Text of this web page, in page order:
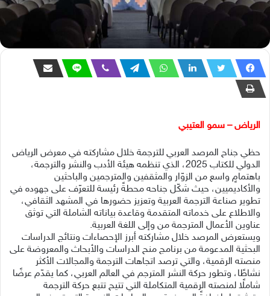
الرياض – سمو العتيبي
حظي جناح المرصد العربي للترجمة خلال مشاركته في معرض الرياض
الدولي للكتاب 2025، الذي تنظمه هيئة الأدب والنشر والترجمة،
باهتمامٍ واسع من الزوّار والمثقفين والمترجمين والباحثين
والأكاديميين، حيث شكّل جناحه محطةً رئيسة للتعرّف على جهوده في
تطوير صناعة الترجمة العربية وتعزيز حضورها في المشهد الثقافي،
والاطلاع على خدماته المتقدمة وقاعدة بياناته الشاملة التي توثق
عناوين الأعمال المترجمة من وإلى اللغة العربية.
ويستعرض المرصد خلال مشاركته أبرز الإحصاءات ونتائج الدراسات
البحثية المدعومة من برنامج منح الدراسات والأبحاث والمعروضة على
منصته الرقمية، والتي ترصد اتجاهات الترجمة والمجالات الأكثر
نشاطًا، وتطور حركة النشر المترجم في العالم العربي، كما يقدّم عرضًا
شاملًا لمنصته الرقمية المتكاملة التي تتيح تتبع حركة الترجمة